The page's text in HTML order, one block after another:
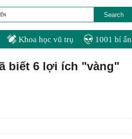
Khoa học vũ trụ 1001 bí ẩn
biết 6 lợi ích "vàng"